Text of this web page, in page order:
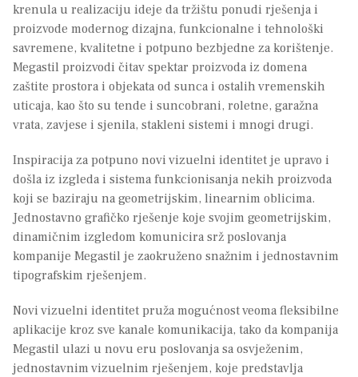
krenula u realizaciju ideje da tržištu ponudi rješenja i
proizvode modernog dizajna, funkcionalne i tehnološki
savremene, kvalitetne i potpuno bezbjedne za korištenje.
Megastil proizvodi čitav spektar proizvoda iz domena
zaštite prostora i objekata od sunca i ostalih vremenskih
uticaja, kao što su tende i suncobrani, roletne, garažna
vrata, zavjese i sjenila, stakleni sistemi i mnogi drugi.
Inspiracija za potpuno novi vizuelni identitet je upravo i
došla iz izgleda i sistema funkcionisanja nekih proizvoda
koji se baziraju na geometrijskim, linearnim oblicima.
Jednostavno grafičko rješenje koje svojim geometrijskim,
dinamičnim izgledom komunicira srž poslovanja
kompanije Megastil je zaokruženo snažnim i jednostavnim
tipografskim rješenjem.
Novi vizuelni identitet pruža mogućnost veoma fleksibilne
aplikacije kroz sve kanale komunikacija, tako da kompanija
Megastil ulazi u novu eru poslovanja sa osvježenim,
jednostavnim vizuelnim rješenjem, koje predstavlja